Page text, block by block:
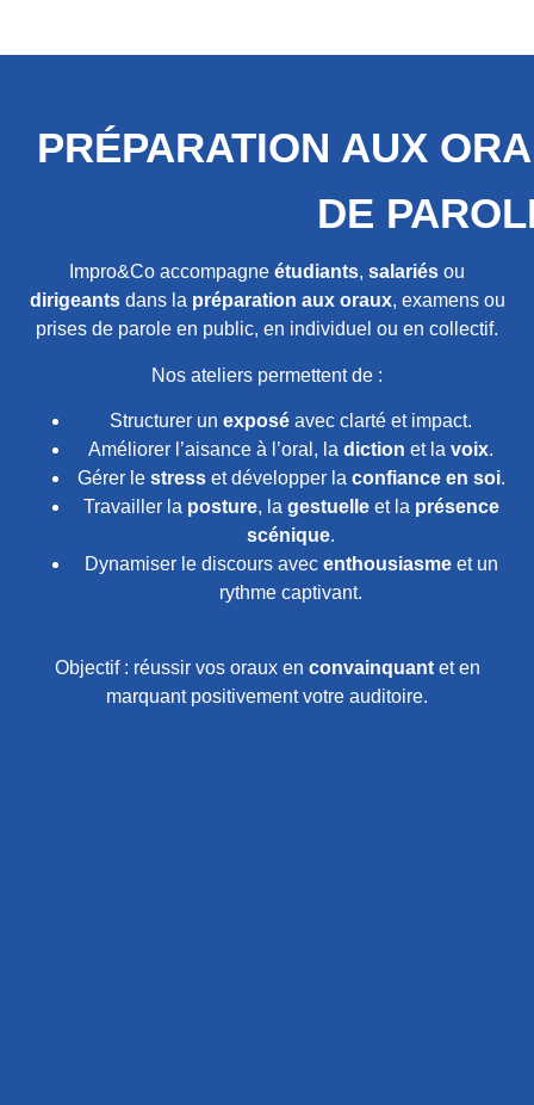
PRÉPARATION AUX
DE
Impro&Co accompagne étudiants, salariés ou
dirigeantsdans la préparation aux oraux, examens ou
prises de parole en public, en individuel ou en collectif.
Nos ateliers permettent de :
Structurer un exposé avec clarté et impact.
Améliorer l’aisance à l’oral, la diction et la voix.
Gérer le stresset développer la confiance en soi.
Travailler la posture, la gestuelleet la présence
scénique.
Dynamiser le discours avec enthousiasmeet un
rythme captivant.
Objectif : réussir vos oraux en convainquantet en
marquant positivement votre auditoire.